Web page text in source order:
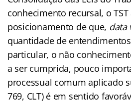
conhecimento recursal, o
posicionamento de que, data
quantidade de
particular, o não
a ser cumprida, pouco
processual comum aplicado
769, CLT) é em sentido